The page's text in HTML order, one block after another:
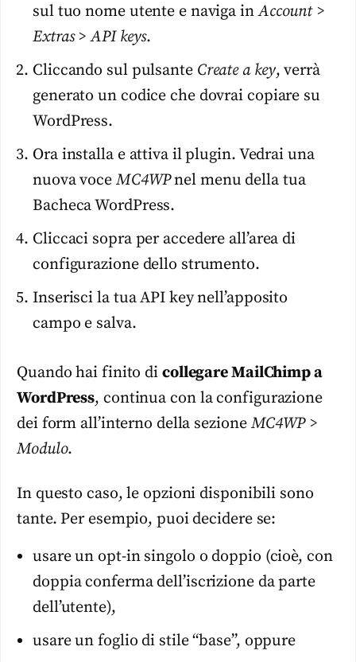
sul tuo nome utente e naviga inAccount >
Extras > API keys.
Cliccando sul pulsante Create a key, verrà
generato un codice che dovrai copiare su
WordPress.
Ora installa e attiva il plugin. Vedrai una
nuova voce MC4WPnel menu della tua
Bacheca WordPress.
Cliccaci sopra per accedere all’area di
configurazione dello strumento.
Inserisci la tua API key nell’apposito
campo e salva.
Quando hai finito di collegare MailChimp a
WordPress, continua con la configurazione
dei form all’interno della sezione MC4WP >
Modulo.
In questo caso, le opzioni disponibili sono
tante. Per esempio, puoi decidere se:
usare un opt-in singolo o doppio (cioè, con
doppia conferma dell’iscrizione da parte
dell’utente),
usare un foglio di stile “base”, oppure